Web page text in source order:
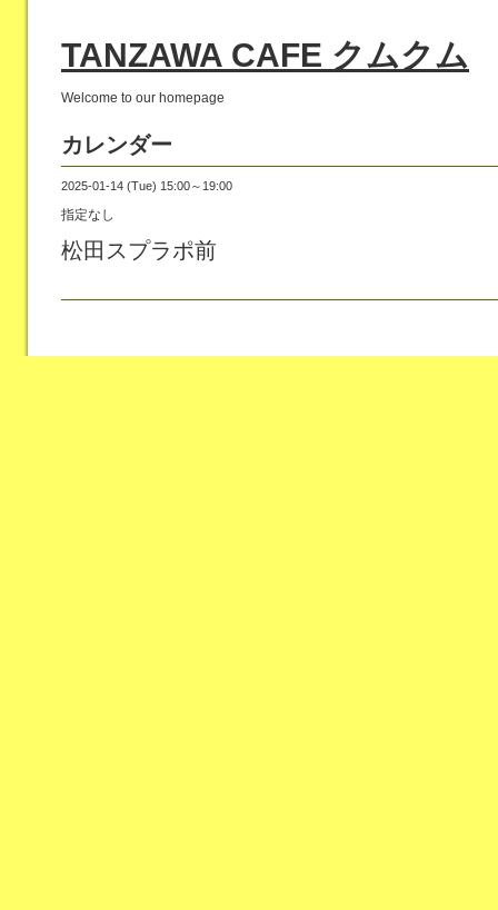
TANZAWA CAFE クムクム
Welcome to our homepage
カレンダー
2025-01-14 (Tue) 15:00～19:00
指定なし
松田スプラポ前